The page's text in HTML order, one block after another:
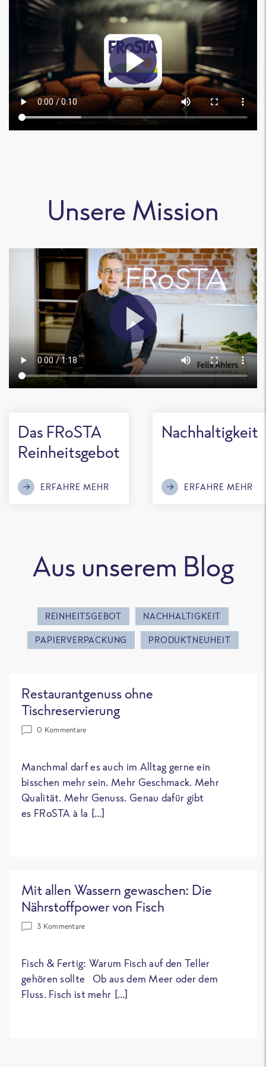
Unsere Mission
Das FRoSTA
Reinheitsgebot
ERFAHRE MEHR
Nachhaltigkeit
ERFAHRE MEHR
Aus unserem Blog
REINHEITSGEBOT NACHHALTIGKEIT
PAPIERVERPACKUNG PRODUKTNEUHEIT
Restaurantgenuss ohne
Tischreservierung
0 Kommentare
Manchmal darf es auch im Alltag gerne ein
bisschen mehr sein. Mehr Geschmack. Mehr
Qualität. Mehr Genuss. Genau dafür gibt
es FRoSTA à la […]
Mit allen Wassern gewaschen: Die
Nährstoffpower von Fisch
3 Kommentare
Fisch & Fertig: Warum Fisch auf den Teller
gehören sollte Ob aus dem Meer oder dem
Fluss. Fisch ist mehr […]